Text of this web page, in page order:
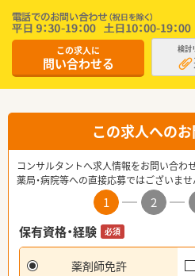
この求人に
問い合わせる
検討
この求人への
コンサルタントへ求人情報をお問い合わ
薬局・病院等への直接応募ではございませ
1 2
保有資格・経験
必須
薬剤師免許